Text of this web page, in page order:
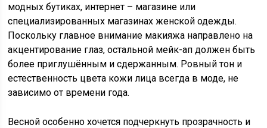
модных бутиках, интернет – магазине или
специализированных магазинах женской одежды.
Поскольку главное внимание макияжа направлено на
акцентирование глаз, остальной мейк-ап должен быть
более приглушённым и сдержанным. Ровный тон и
естественность цвета кожи лица всегда в моде, не
зависимо от времени года.
Весной особенно хочется подчеркнуть прозрачность и